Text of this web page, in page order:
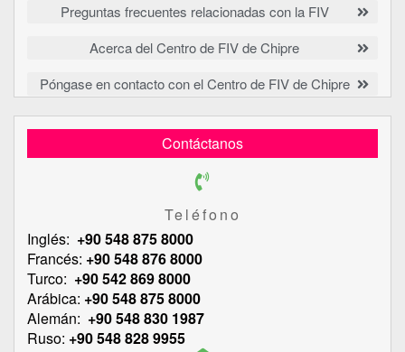
Preguntas frecuentes relacionadas con la FIV
Acerca del Centro de FIV de Chipre
Póngase en contacto con el Centro de FIV de Chipre
Contáctanos
Teléfono
Inglés: +90 548 875 8000
Francés: +90 548 876 8000
Turco: +90 542 869 8000
Arábica: +90 548 875 8000
Alemán: +90 548 830 1987
Ruso: +90 548 828 9955